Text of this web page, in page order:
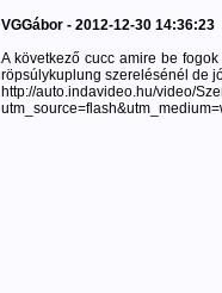
VGGábor - 2012-12-30 14:36:23
A következő cucc amire be
röpsúlykuplung szerelésénél de
http://auto.indavideo.hu/video/